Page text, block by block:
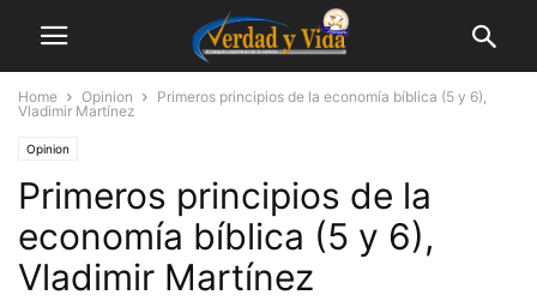
Home Opinion
Primeros principios de la economía bíblica (5 y 6),
Vladimir Martínez
Opinion
Primeros principios de la
economía bíblica (5 y 6),
Vladimir Martínez